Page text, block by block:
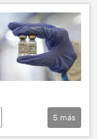
5 más